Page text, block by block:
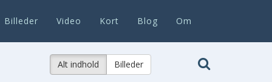
Billeder Video Kort Blog Om
Alt indhold Billeder